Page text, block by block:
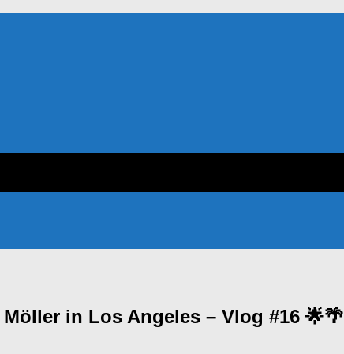
in Los Angeles – Vlog #16 🌟🌴